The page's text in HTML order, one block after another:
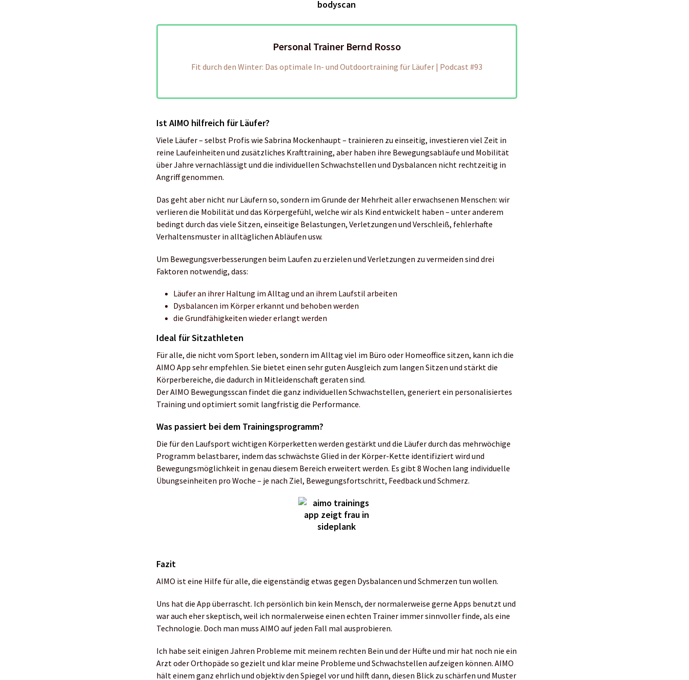
Personal Trainer Bernd Rosso
Fit durch den Winter: Das optimale In- und Outdoortraining für Läufer | Podcast #93
Ist AIMO hilfreich für Läufer?
Viele Läufer – selbst Profis wie Sabrina Mockenhaupt – trainieren zu einseitig, investieren viel Zeit in
reine Laufeinheiten und zusätzliches Krafttraining, aber haben ihre Bewegungsabläufe und Mobilität
über Jahre vernachlässigt und die individuellen Schwachstellen und Dysbalancen nicht rechtzeitig in
Angriff genommen.
Das geht aber nicht nur Läufern so, sondern im Grunde der Mehrheit aller erwachsenen Menschen: wir
verlieren die Mobilität und das Körpergefühl, welche wir als Kind entwickelt haben – unter anderem
bedingt durch das viele Sitzen, einseitige Belastungen, Verletzungen und Verschleiß, fehlerhafte
Verhaltensmuster in alltäglichen Abläufen usw.
Um Bewegungsverbesserungen beim Laufen zu erzielen und Verletzungen zu vermeiden sind drei
Faktoren notwendig, dass:
Läufer an ihrer Haltung im Alltag und an ihrem Laufstil arbeiten
Dysbalancen im Körper erkannt und behoben werden
die Grundfähigkeiten wieder erlangt werden
Ideal für Sitzathleten
Für alle, die nicht vom Sport leben, sondern im Alltag viel im Büro oder Homeoffice sitzen, kann ich die
AIMO App sehr empfehlen. Sie bietet einen sehr guten Ausgleich zum langen Sitzen und stärkt die
Körperbereiche, die dadurch in Mitleidenschaft geraten sind.
Der AIMO Bewegungsscan findet die ganz individuellen Schwachstellen, generiert ein personalisiertes
Training und optimiert somit langfristig die Performance.
Was passiert bei dem Trainingsprogramm?
Die für den Laufsport wichtigen Körperketten werden gestärkt und die Läufer durch das mehrwöchige
Programm belastbarer, indem das schwächste Glied in der Körper-Kette identifiziert wird und
Bewegungsmöglichkeit in genau diesem Bereich erweitert werden. Es gibt 8 Wochen lang individuelle
Übungseinheiten pro Woche – je nach Ziel, Bewegungsfortschritt, Feedback und Schmerz.
Fazit
AIMO ist eine Hilfe für alle, die eigenständig etwas gegen Dysbalancen und Schmerzen tun wollen.
Uns hat die App überrascht. Ich persönlich bin kein Mensch, der normalerweise gerne Apps benutzt und
war auch eher skeptisch, weil ich normalerweise einen echten Trainer immer sinnvoller finde, als eine
Technologie. Doch man muss AIMO auf jeden Fall mal ausprobieren.
Ich habe seit einigen Jahren Probleme mit meinem rechten Bein und der Hüfte und mir hat noch nie ein
Arzt oder Orthopäde so gezielt und klar meine Probleme und Schwachstellen aufzeigen können. AIMO
hält einem ganz ehrlich und objektiv den Spiegel vor und hilft dann, diesen Blick zu schärfen und Muster